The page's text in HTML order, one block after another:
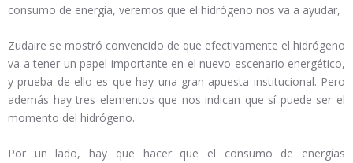
consumo de energía, veremos que el hidrógeno nos va a ayudar,
Zudaire se mostró convencido de que efectivamente el hidrógeno
va a tener un papel importante en el nuevo escenario energético,
y prueba de ello es que hay una gran apuesta institucional. Pero
además hay tres elementos que nos indican que sí puede ser el
momento del hidrógeno.
Por un lado, hay que hacer que el consumo de energías